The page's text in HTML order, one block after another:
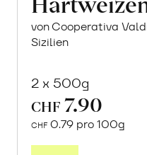
von Cooperativa
Sizilien
2 x 500g
CHF 7.90
CHF 0.79 pro 100g